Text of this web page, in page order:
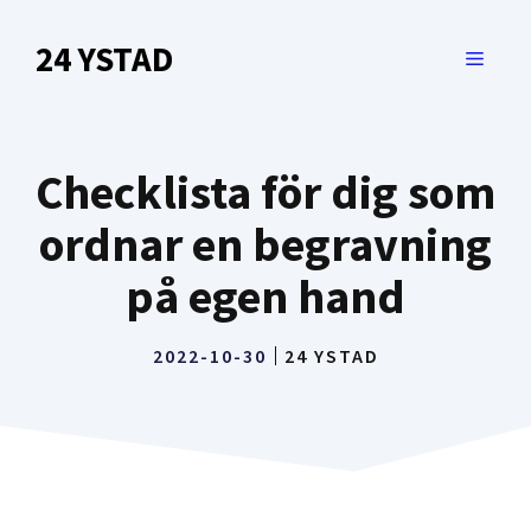
24 YSTAD MENY
Checklista för dig som
ordnar en begravning
på egen hand
2022-10-30 24 YSTAD